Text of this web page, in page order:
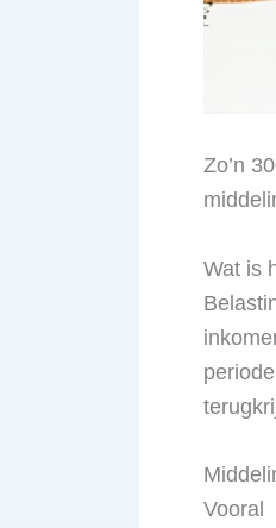
Zo’n
Wat is
Vooral